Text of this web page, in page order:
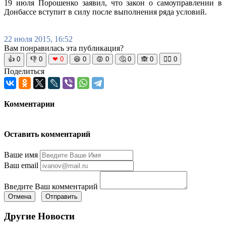
19 июля Порошенко заявил, что закон о самоуправлении в
Донбассе вступит в силу после выполнения ряда условий.
22 июля 2015, 16:52
Вам понравилась эта публикация?
👍 0 👎 0 ❤ 0 😆 0 😡 0 🤔 0 🙈 0 🧘‍♀️ 0
Поделиться
Комментарии
Оставить комментарий
Ваше имя
Ваш email
Введите Ваш комментарий
Отмена Отправить
Другие Новости